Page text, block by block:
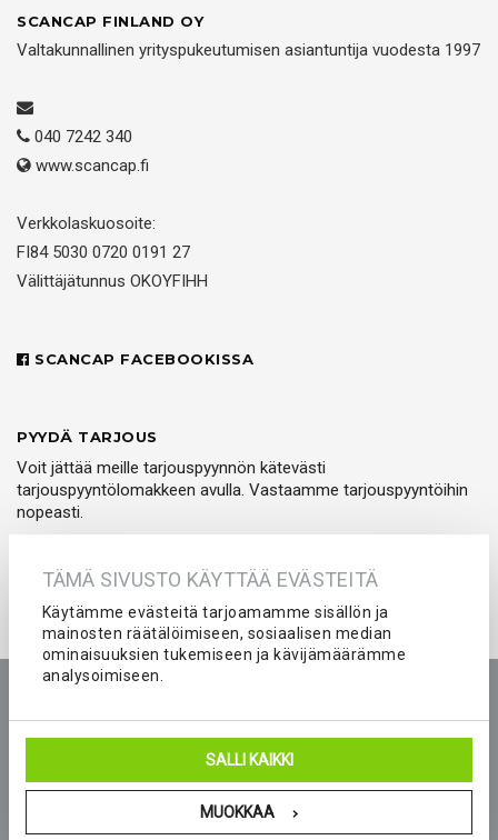
TÄMÄ SIVUSTO KÄYTTÄÄ EVÄSTEITÄ
Käytämme evästeitä tarjoamamme sisällön ja
mainosten räätälöimiseen, sosiaalisen median
ominaisuuksien tukemiseen ja kävijämäärämme
analysoimiseen.
SALLI KAIKKI
MUOKKAA
SCANCAP FINLAND OY
Valtakunnallinen yrityspukeutumisen asiantuntija vuodesta 1997
040 7242 340
www.scancap.fi
Verkkolaskuosoite:
FI84 5030 0720 0191 27
Välittäjätunnus OKOYFIHH
SCANCAP FACEBOOKISSA
PYYDÄ TARJOUS
Voit jättää meille tarjouspyynnön kätevästi
tarjouspyyntölomakkeen avulla. Vastaamme tarjouspyyntöihin
nopeasti.
Tarjouspyyntö
Peliasut ja seura-asut joukkueelle
Blogi
Yhteystiedot
© 2026 Scancap Finland Oy. Sivujen toteutus: